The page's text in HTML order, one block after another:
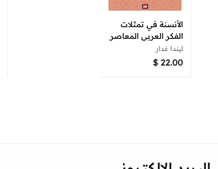
الأنسنة في تمثلات
الفكر العربي المعاصر
ليندا غدار
$ 22.00